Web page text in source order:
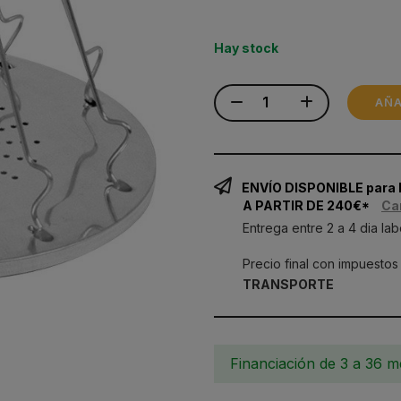
Hay stock
ENVÍO DISPONIBLE
A PARTIR DE 240€*
Entrega entre 2 a 4 dia
Precio final con
TRANSPORTE
Financiación de 3 a 36